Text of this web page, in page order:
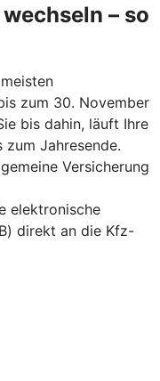
– so
zum 30. November
bis dahin, läuft Ihre
Jahresende.
Versicherung
elektronische
direkt an die Kfz-